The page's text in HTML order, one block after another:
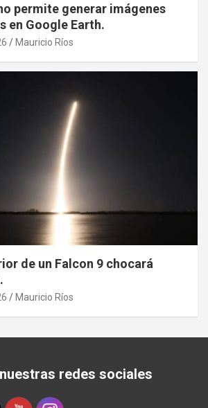
permite generar imágenes
en Google Earth.
Mauricio Ríos
de un Falcon 9 chocará
Mauricio Ríos
redes sociales